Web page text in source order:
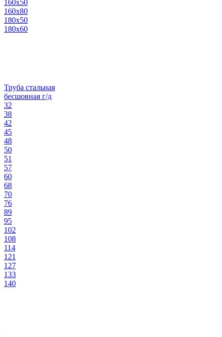
160х50
160х80
180х50
180х60
Труба стальная
бесшовная г/д
32
38
42
45
48
50
51
57
60
68
70
76
89
95
102
108
114
121
127
133
140